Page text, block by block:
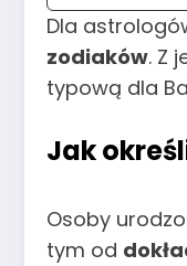
Dla
zodiaków. Z
typową dla
Jak
Osoby
tym od